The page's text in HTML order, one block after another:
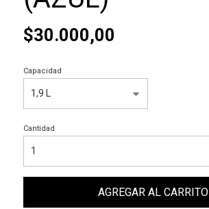
$30.000,00
Capacidad
Cantidad
AGREGAR AL CARRITO